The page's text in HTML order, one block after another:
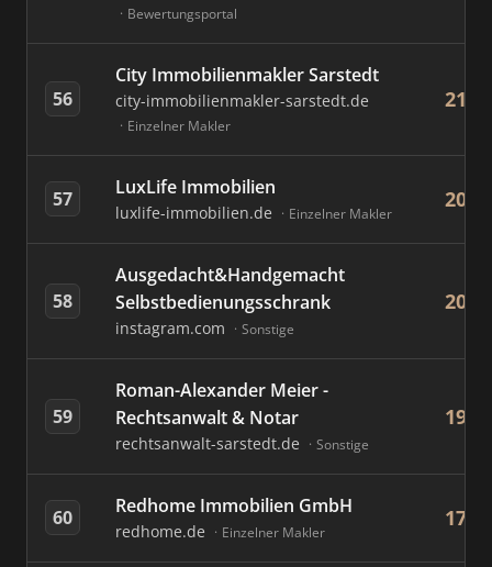
Bewertungsportal
56
City Immobilienmakler Sarstedt
city-immobilienmakler-sarstedt.de
Einzelner Makler
21
57 LuxLife Immobilien
luxlife-immobilien.de Einzelner Makler
20
58
Ausgedacht&Handgemacht
Selbstbedienungsschrank
instagram.com Sonstige
20
59
Roman-Alexander Meier -
Rechtsanwalt & Notar
rechtsanwalt-sarstedt.de Sonstige
19
60 Redhome Immobilien GmbH
redhome.de Einzelner Makler
17